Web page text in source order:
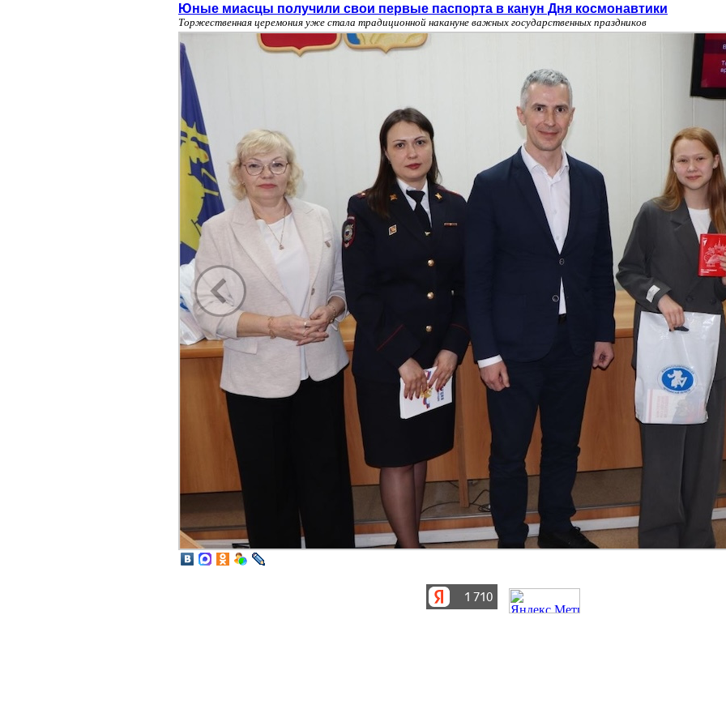
Юные миасцы получили свои первые паспорта в канун Дня космонавтики
Торжественная церемония уже стала традиционной накануне важных государственных праздников